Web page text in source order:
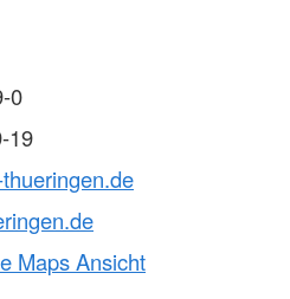
0
19
Maps Ansicht